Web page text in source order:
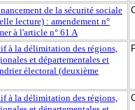
de la sécurité sociale
lecture) : amendement n°
à l'article n° 61 A
à la délimitation des régions,
et départementales et
électoral (deuxième
à la délimitation des régions,